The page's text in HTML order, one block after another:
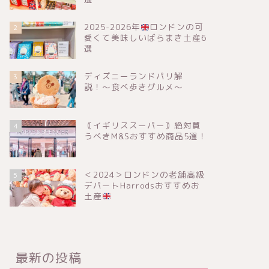
2 2025-2026年
ロンドンの可
愛くて美味しいばらまき土産6
選
3
ディズニーランドパリ解
説！〜食べ歩きグルメ〜
4
｟イギリススーパー｠絶対買
うべきM&Sおすすめ商品5選！
5
＜2024＞ロンドンの老舗高級
デパートHarrodsおすすめお
土産
最新の投稿